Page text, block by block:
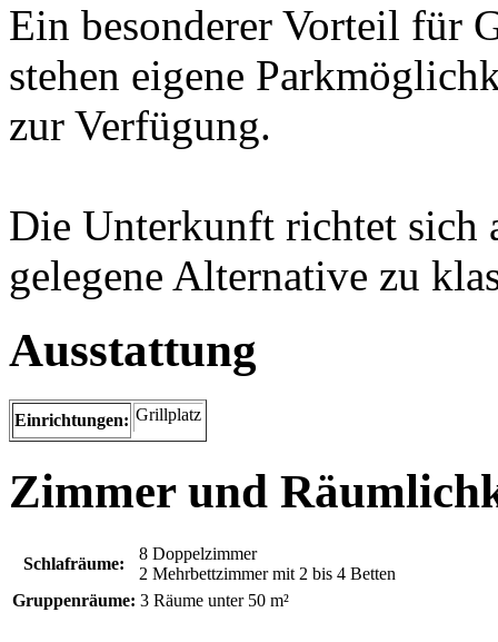
Ein besonderer Vorteil für
stehen eigene
zur Verfügung.
Die Unterkunft richtet sich
gelegene Alternative zu
Ausstattung
Einrichtungen: Grillplatz
Zimmer und
Schlafräume:
8 Doppelzimmer
2 Mehrbettzimmer mit 2 bis 4 Betten
Gruppenräume: 3 Räume unter 50 m²